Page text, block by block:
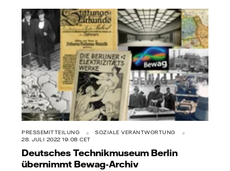
PRESSEMITTEILUNG
SOZIALE VERANTWORTUNG
28. JULI 2022 19:08 CET
Deutsches Technikmuseum Berlin
übernimmt Bewag-Archiv